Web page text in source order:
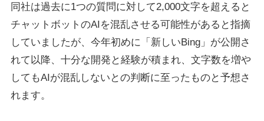
同社は過去に1つの質問に対して2,000文字を超えると
チャットボットのAIを混乱させる可能性があると指摘
していましたが、今年初めに「新しいBing」が公開さ
れて以降、十分な開発と経験が積まれ、文字数を増や
してもAIが混乱しないとの判断に至ったものと予想さ
れます。